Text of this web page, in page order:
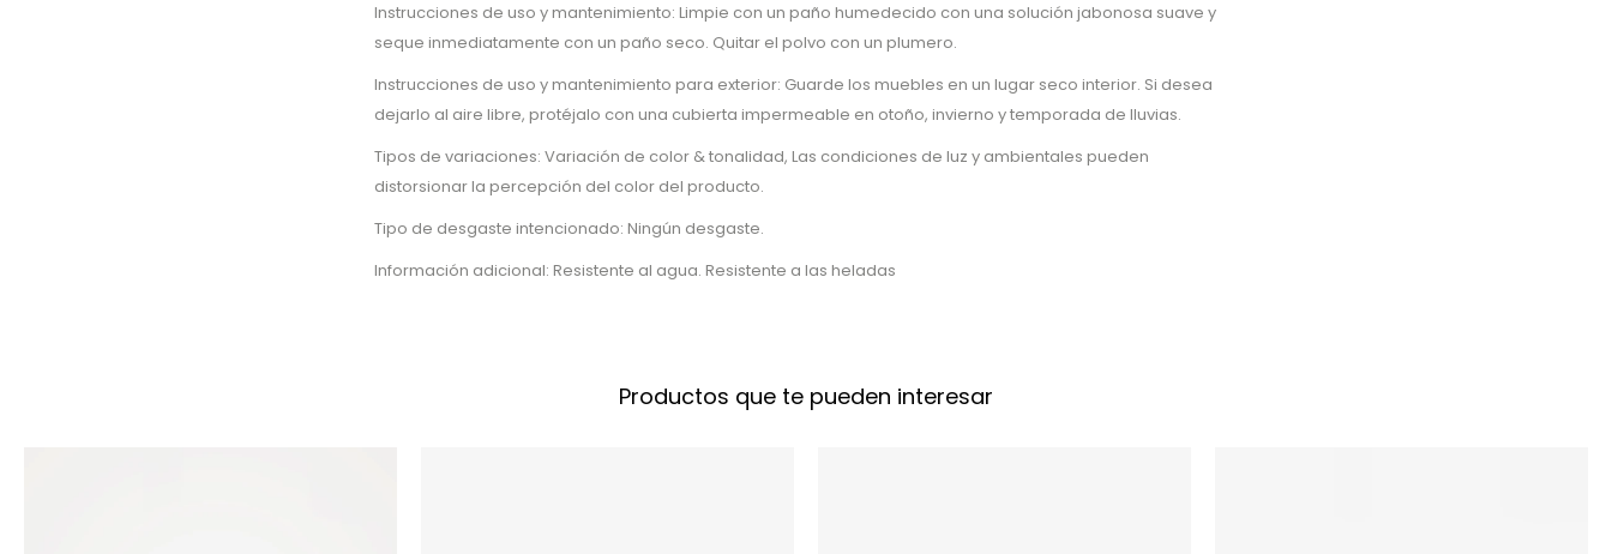
Instrucciones de uso y mantenimiento: Limpie con un paño humedecido con una solución jabonosa suave y
seque inmediatamente con un paño seco. Quitar el polvo con un plumero.
Instrucciones de uso y mantenimiento para exterior: Guarde los muebles en un lugar seco interior. Si desea
dejarlo al aire libre, protéjalo con una cubierta impermeable en otoño, invierno y temporada de lluvias.
Tipos de variaciones: Variación de color & tonalidad, Las condiciones de luz y ambientales pueden
distorsionar la percepción del color del producto.
Tipo de desgaste intencionado: Ningún desgaste.
Información adicional: Resistente al agua. Resistente a las heladas
Productos que te pueden interesar